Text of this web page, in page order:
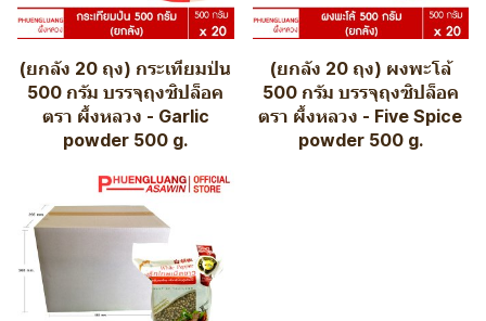
(ยกลัง 20 ถุง) กระเทียมป่น
500 กรัม บรรจุถุงซิปล็อค
ตรา ผึ้งหลวง - Garlic
powder 500 g.
(ยกลัง 20 ถุง) ผงพะโล้
500 กรัม บรรจุถุงซิปล็อค
ตรา ผึ้งหลวง - Five Spice
powder 500 g.